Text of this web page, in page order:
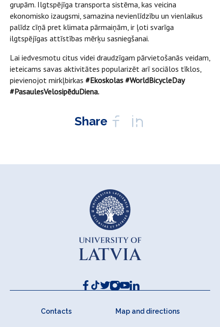
grupām. Ilgtspējīga transporta sistēma, kas veicina
ekonomisko izaugsmi, samazina nevienlīdzību un vienlaikus
palīdz cīņā pret klimata pārmaiņām, ir ļoti svarīga
ilgtspējīgas attīstības mērķu sasniegšanai.
Lai iedvesmotu citus videi draudzīgam pārvietošanās veidam,
ieteicams savas aktivitātes popularizēt arī sociālos tīklos,
pievienojot mirkļbirkas #Ekoskolas #WorldBicycleDay
#PasaulesVelosipēduDiena.
Share
Contacts Map and directions